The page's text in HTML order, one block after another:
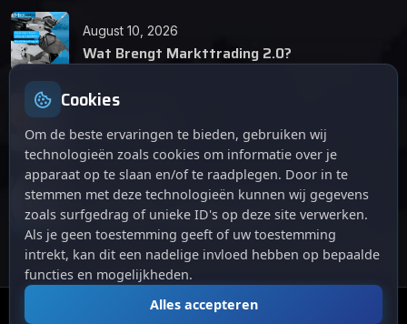
August 10, 2026
Wat Brengt Markttrading 2.0?
Tips en Tricks
April 12, 2026
De opkomst van Markttrading 2.0: Een
revolutie in online handelen.
Markttrading. Alle rechten voorbehouden.
Cookies
Om de beste ervaringen te bieden, gebruiken wij
technologieën zoals cookies om informatie over je
apparaat op te slaan en/of te raadplegen. Door in te
stemmen met deze technologieën kunnen wij gegevens
zoals surfgedrag of unieke ID's op deze site verwerken.
Als je geen toestemming geeft of uw toestemming
intrekt, kan dit een nadelige invloed hebben op bepaalde
functies en mogelijkheden.
Alles accepteren